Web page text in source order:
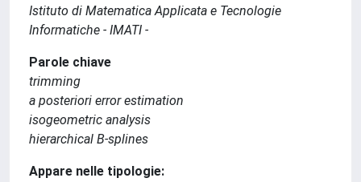
Istituto di Matematica Applicata e Tecnologie
Informatiche - IMATI -
Parole chiave
trimming
a posteriori error estimation
isogeometric analysis
hierarchical B-splines
Appare nelle tipologie: